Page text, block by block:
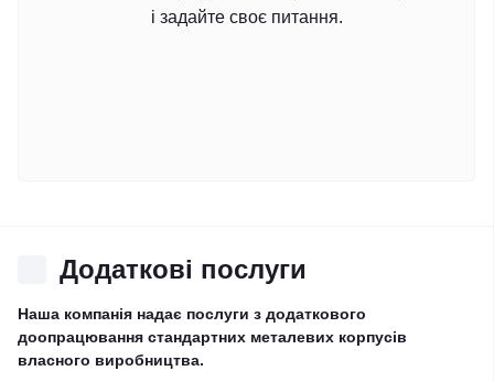
і задайте своє питання.
Додаткові послуги
Наша компанія надає послуги з додаткового
доопрацювання стандартних металевих корпусів
власного виробництва.